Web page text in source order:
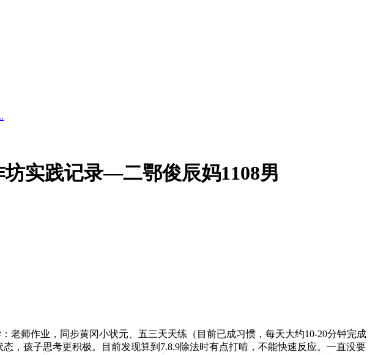
坊实践记录—二鄂俊辰妈1108男
老师作业，同步黄冈小状元、五三天天练（目前已成习惯，每天大约10-20分钟完成
，孩子思考更积极。目前发现算到7.8.9除法时有点打啃，不能快速反应。一直没要